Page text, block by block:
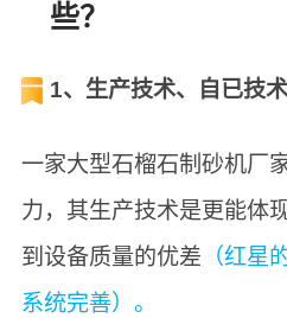
些？
1、生产技术、自已技术
一家大型石榴石制砂机厂
力，其生产技术是更能体
到设备质量的优差 （红星
系统完善）。